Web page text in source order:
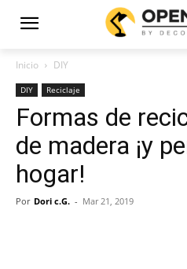
Inicio DIY
DIY Reciclaje
Formas de
de madera ¡y
hogar!
Por Dori c.G. - Mar 21, 2019